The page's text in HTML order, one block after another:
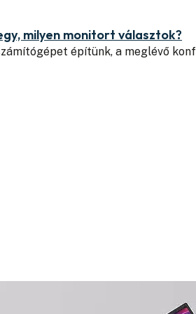
milyen monitort választok?
építünk, a meglévő